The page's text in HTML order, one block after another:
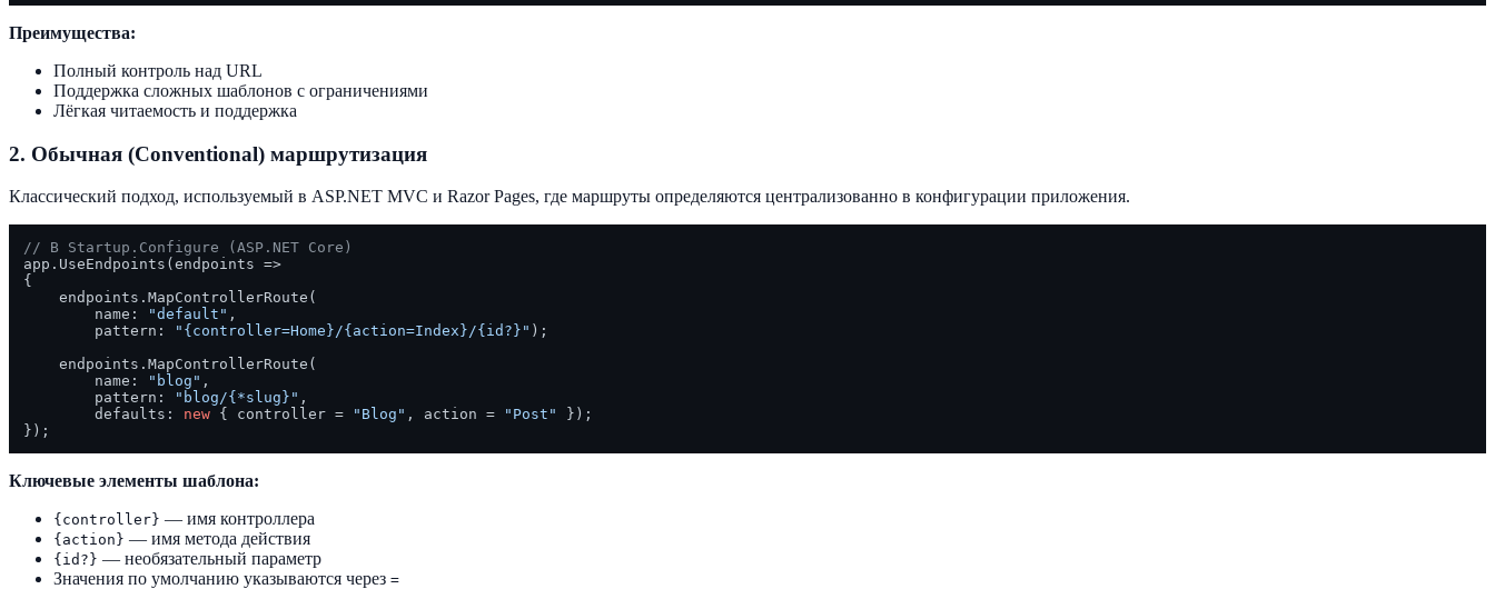
Преимущества:
Полный контроль над URL
Поддержка сложных шаблонов с ограничениями
Лёгкая читаемость и поддержка
2. Обычная (Conventional) маршрутизация
Классический подход, используемый в ASP.NET MVC и Razor Pages, где маршруты определяются централизованно в конфигурации приложения.
// В Startup.Configure (ASP.NET Core)
app.UseEndpoints(endpoints =>
{
    endpoints.MapControllerRoute(
        name:
"default" ,
        pattern:
"{controller=Home}/{action=Index}/{id?}" );
    endpoints.MapControllerRoute(
        name:
"blog" ,
        pattern:
"blog/{*slug}" ,
        defaults:
new { controller = "Blog" , action = "Post"
});
Ключевые элементы шаблона:
{controller} — имя контроллера
{action} — имя метода действия
{id?} — необязательный параметр
Значения по умолчанию указываются через =